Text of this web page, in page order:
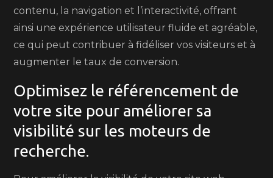
contenu, la navigation et l’interactivité, offrant
ainsi une expérience utilisateur fluide et agréable,
ce qui peut contribuer à fidéliser vos visiteurs et à
augmenter le taux de conversion.
Optimisez le référencement de
votre site pour améliorer sa
visibilité sur les moteurs de
recherche.